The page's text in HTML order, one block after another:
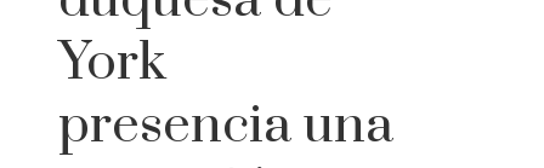
York
presencia una